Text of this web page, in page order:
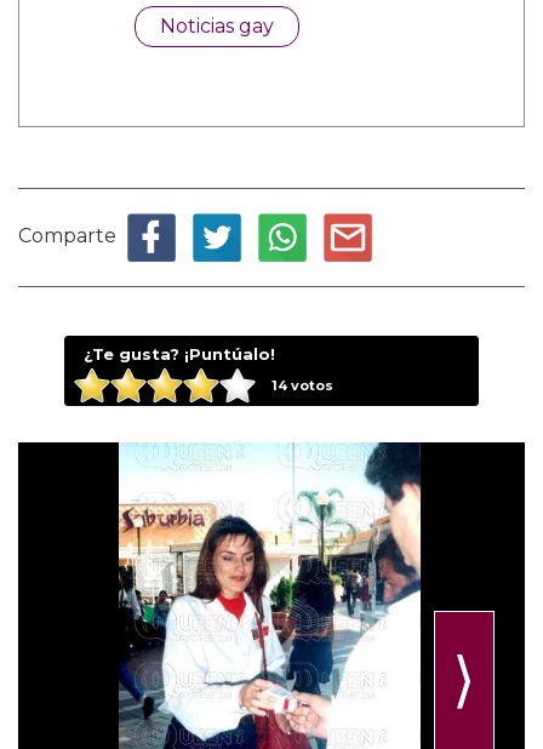
Noticias gay
Comparte
¿Te gusta? ¡Puntúalo!
14votos
⟩